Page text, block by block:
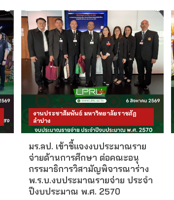
งานประชาสัมพันธ์ มหาวิทยาลัยราชภัฏ
ลำปาง
มร.ลป. เข้าชี้แจงงบประมาณราย
จ่ายด้านการศึกษา ต่อคณะอนุ
กรรมาธิการวิสามัญพิจารณาร่าง
พ.ร.บ.งบประมาณรายจ่าย ประจำ
ปีงบประมาณ พ.ศ. 2570